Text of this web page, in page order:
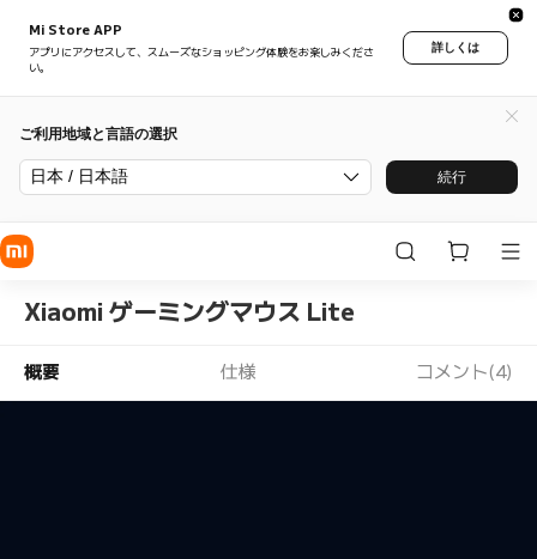
Mi Store APP
アプリにアクセスして、スムーズなショッピング体験をお楽しみくださ
い。
詳しくは
ご利用地域と言語の選択
日本 / 日本語 続行
Xiaomi ゲーミングマウス Lite
概要 仕様 コメント(4)